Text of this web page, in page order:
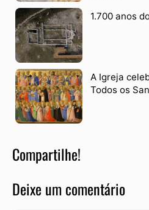
1.700 anos
A Igreja
Todos os
Compartilhe!
Deixe um comentário